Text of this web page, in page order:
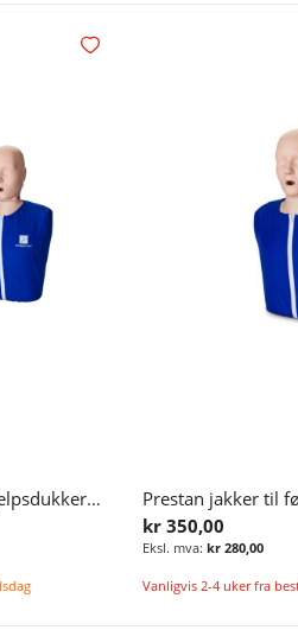
Prestan jakker til førstehjelpsdukker, 4 stk.
Legg i handlekurv
Legg i ønskelisten
Prestan jakker til
kr 350,00
kr 280,00
Vanligvis 2-4 uker fra